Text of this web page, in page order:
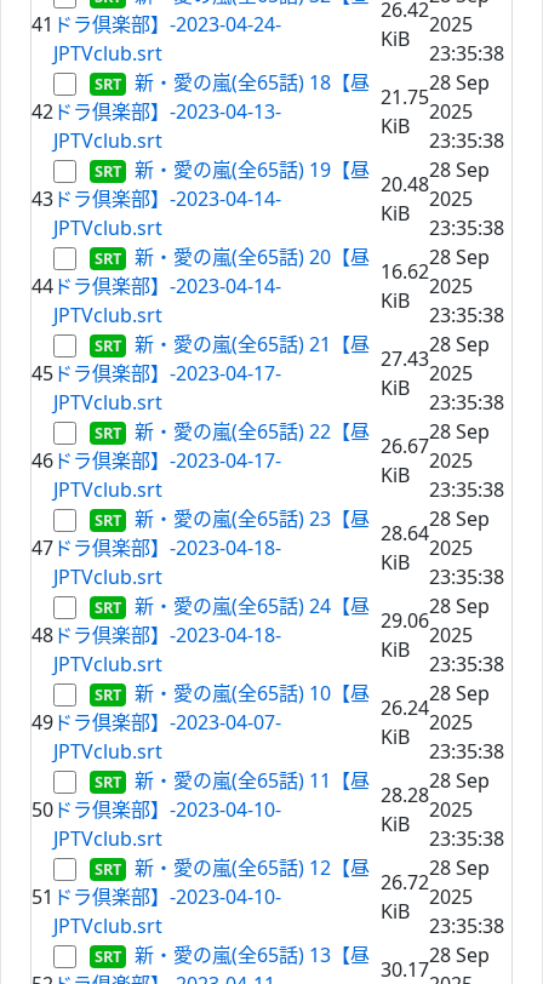
41 ドラ倶楽部】-2023-04-24-
JPTVclub.srt
26.42
KiB
2025
23:35:38
42
新・愛の嵐(全65話) 18【昼
ドラ倶楽部】-2023-04-13-
JPTVclub.srt
21.75
KiB
28 Sep
2025
23:35:38
43
新・愛の嵐(全65話) 19【昼
ドラ倶楽部】-2023-04-14-
JPTVclub.srt
20.48
KiB
28 Sep
2025
23:35:38
44
新・愛の嵐(全65話) 20【昼
ドラ倶楽部】-2023-04-14-
JPTVclub.srt
16.62
KiB
28 Sep
2025
23:35:38
45
新・愛の嵐(全65話) 21【昼
ドラ倶楽部】-2023-04-17-
JPTVclub.srt
27.43
KiB
28 Sep
2025
23:35:38
46
新・愛の嵐(全65話) 22【昼
ドラ倶楽部】-2023-04-17-
JPTVclub.srt
26.67
KiB
28 Sep
2025
23:35:38
47
新・愛の嵐(全65話) 23【昼
ドラ倶楽部】-2023-04-18-
JPTVclub.srt
28.64
KiB
28 Sep
2025
23:35:38
48
新・愛の嵐(全65話) 24【昼
ドラ倶楽部】-2023-04-18-
JPTVclub.srt
29.06
KiB
28 Sep
2025
23:35:38
49
新・愛の嵐(全65話) 10【昼
ドラ倶楽部】-2023-04-07-
JPTVclub.srt
26.24
KiB
28 Sep
2025
23:35:38
50
新・愛の嵐(全65話) 11【昼
ドラ倶楽部】-2023-04-10-
JPTVclub.srt
28.28
KiB
28 Sep
2025
23:35:38
51
新・愛の嵐(全65話) 12【昼
ドラ倶楽部】-2023-04-10-
JPTVclub.srt
26.72
KiB
28 Sep
2025
23:35:38
新・愛の嵐(全65話) 13【昼
30.17
28 Sep